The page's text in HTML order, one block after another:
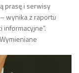
prasę i serwisy
wynika z raportu
informacyjne”.